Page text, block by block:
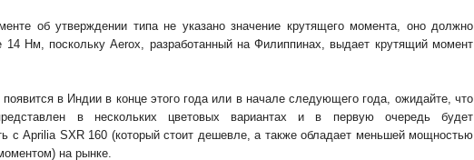
об утверждении типа не указано значение крутящего момента, оно должно
Нм, поскольку Aerox, разработанный на Филиппинах, выдает крутящий момент
появится в Индии в конце этого года или в начале следующего года, ожидайте, что
в нескольких цветовых вариантах и в первую очередь будет
с Aprilia SXR 160 (который стоит дешевле, а также обладает меньшей мощностью
на рынке.